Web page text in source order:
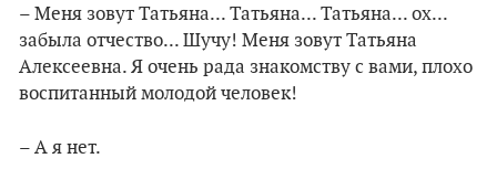
– Меня зовут Татьяна... Татьяна... Татьяна... ох...
забыла отчество... Шучу! Меня зовут Татьяна
Алексеевна. Я очень рада знакомству с вами, плохо
воспитанный молодой человек!
– А я нет.